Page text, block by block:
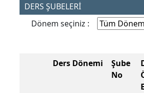
DERS ŞUBELERİ
Dönem seçiniz :
Ders Dönemi
Şube
No